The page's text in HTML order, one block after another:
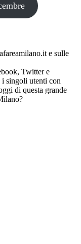
e sulle
Twitter e
i singoli utenti con
di questa grande